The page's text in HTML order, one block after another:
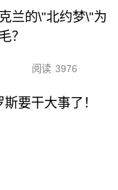
兰的\"北约梦\"为
？
阅读 3976
要干大事了！